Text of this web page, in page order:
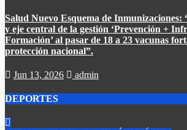
Salud Nuevo Esquema de Inmunizaciones:
y eje central de la gestión ‘Prevención +
Formación’ al pasar de 18 a 23 vacunas
protección nacional”.
Jun 13, 2026 admin
DEPORTES